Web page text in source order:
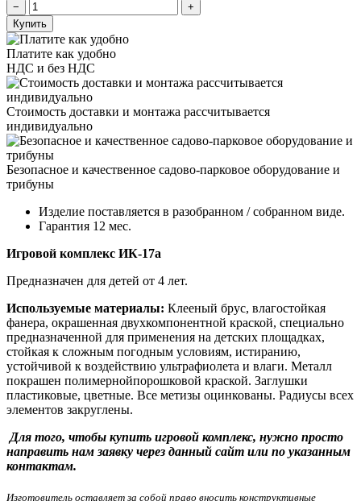
Купить
Платите как удобно
НДС и без НДС
Стоимость доставки и монтажа рассчитывается
индивидуально
Безопасное и качественное садово-парковое оборудование и
трибуны
Изделие поставляется в разобранном / собранном виде.
Гарантия 12 мес.
Игровой комплекс ИК-17а
Предназначен для детей от 4 лет.
Используемые материалы: Клееный брус, влагостойкая
фанера, окрашенная двухкомпонентной краской, специально
предназначенной для применения на детских площадках,
стойкая к сложным погодным условиям, истиранию,
устойчивой к воздействию ультрафиолета и влаги. Металл
покрашен полимернойпорошковой краской. Заглушки
пластиковые, цветные. Все метизы оцинкованы. Радиусы всех
элементов закруглены.
Для того, чтобы купить игровой комплекс, нужно просто
направить нам заявку через данный сайт или по указанным
контактам.
Изготовитель оставляет за собой право вносить конструктивные